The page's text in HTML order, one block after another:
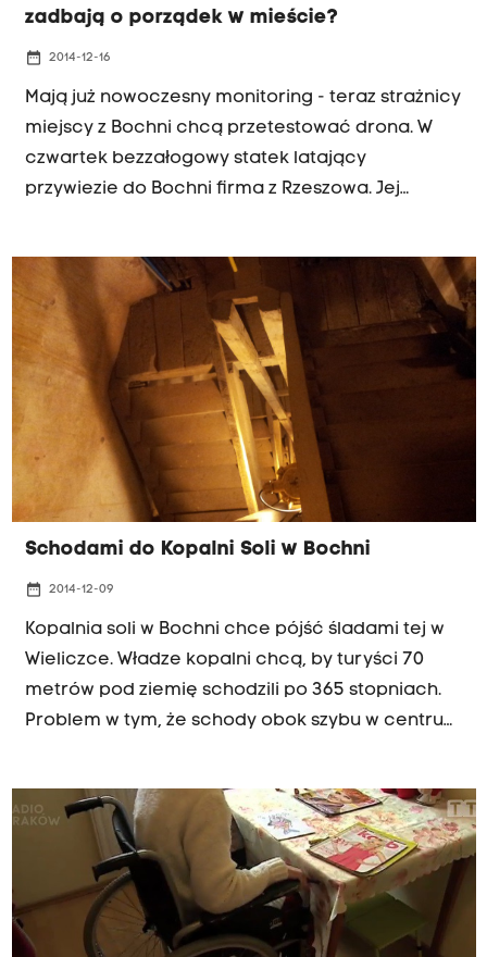
zadbają o porządek w mieście?
date_range 2014-12-16
Mają już nowoczesny monitoring - teraz strażnicy
miejscy z Bochni chcą przetestować drona. W
czwartek bezzałogowy statek latający
przywiezie do Bochni firma z Rzeszowa. Jej
pokażą możliwości tych urządzeń nad
bocheńskim rynkiem.
Schodami do Kopalni Soli w Bochni
date_range 2014-12-09
Kopalnia soli w Bochni chce pójść śladami tej w
Wieliczce. Władze kopalni chcą, by turyści 70
metrów pod ziemię schodzili po 365 stopniach.
Problem w tym, że schody obok szybu w centrum
awarii windy. Żeby mogły służyć na co dzień
turystom - muszą iść do remontu. Kopalnia
wystąpiła o dotację na ten cel do ministerstwa
kultury.